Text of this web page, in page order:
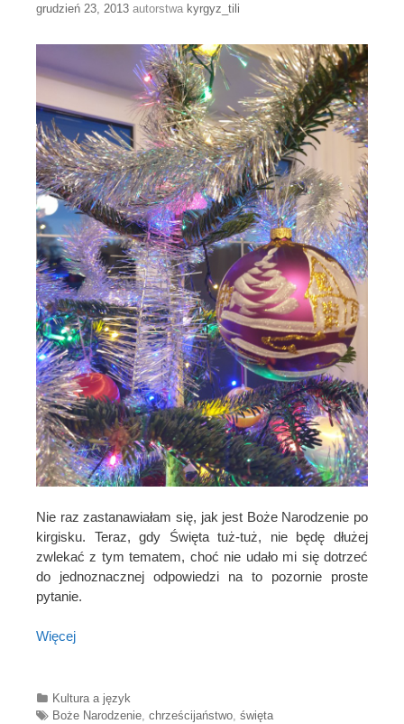
grudzień 23, 2013 autorstwa kyrgyz_tili
Nie raz zastanawiałam się, jak jest Boże Narodzenie po
kirgisku. Teraz, gdy Święta tuż-tuż, nie będę dłużej
zwlekać z tym tematem, choć nie udało mi się dotrzeć
do jednoznacznej odpowiedzi na to pozornie proste
pytanie.
Więcej
Categories
Kultura a język
Tags
Boże Narodzenie, chrześcijaństwo, święta